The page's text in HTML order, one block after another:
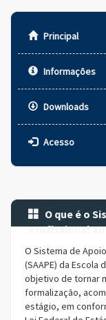
Principal
Informações
Downloads
Acesso
O que é o
Profissional ao
O Sistema de
(SAAPE) da Escola
objetivo de tornar
formalização,
estágio, em